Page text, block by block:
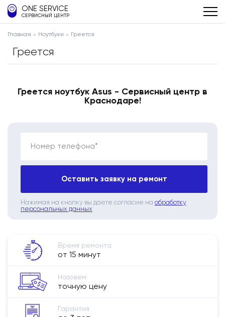
ONE SERVICE
СЕРВИСНЫЙ ЦЕНТР
Главная Ноутбуки Греется
Греется
Греется ноутбук Asus - Сервисный центр в
Краснодаре!
Номер телефона*
Оставить заявку на ремонт
Нажимая на кнопку вы даете согласие на обработку
персональных данных
Время ремонта
от 15 минут
Назовем
точную цену
Гарантия